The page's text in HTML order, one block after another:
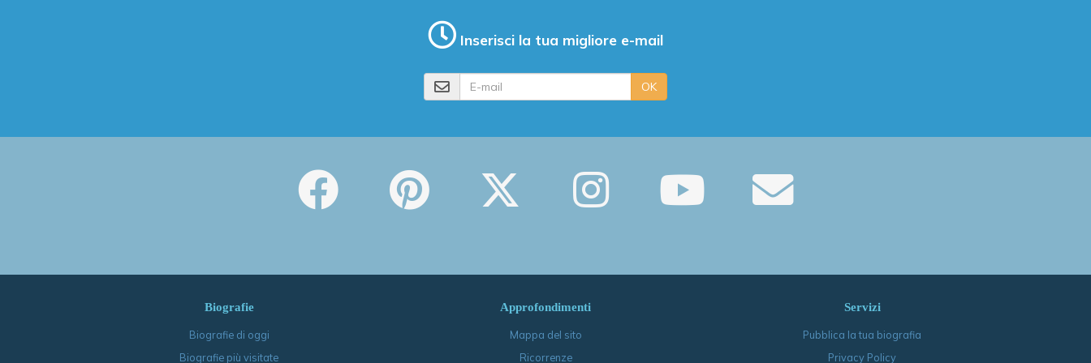
Inserisci la tua migliore e-mail
OK
Biografie
Biografie di oggi
Biografie più visitate
Approfondimenti
Mappa del sito
Ricorrenze
Servizi
Pubblica la tua biografia
Privacy Policy